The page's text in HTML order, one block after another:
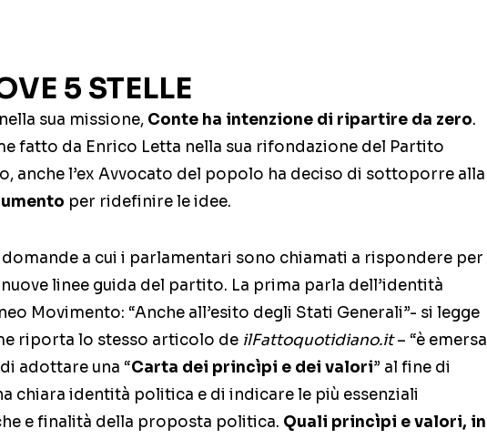
5 STELLE
sua missione, Conte ha intenzione di ripartire da zero.
fatto da Enrico Letta nella sua rifondazione del Partito
anche l’ex Avvocato del popolo ha deciso di sottoporre alla
per ridefinire le idee.
domande a cui i parlamentari sono chiamati a rispondere per
linee guida del partito. La prima parla dell’identità
Movimento: “Anche all’esito degli Stati Generali”- si legge
riporta lo stesso articolo de ilFattoquotidiano.it– “è emersa
adottare una “Carta dei princìpi e dei valori” al fine di
chiara identità politica e di indicare le più essenziali
e finalità della proposta politica. Quali princìpi e valori, in